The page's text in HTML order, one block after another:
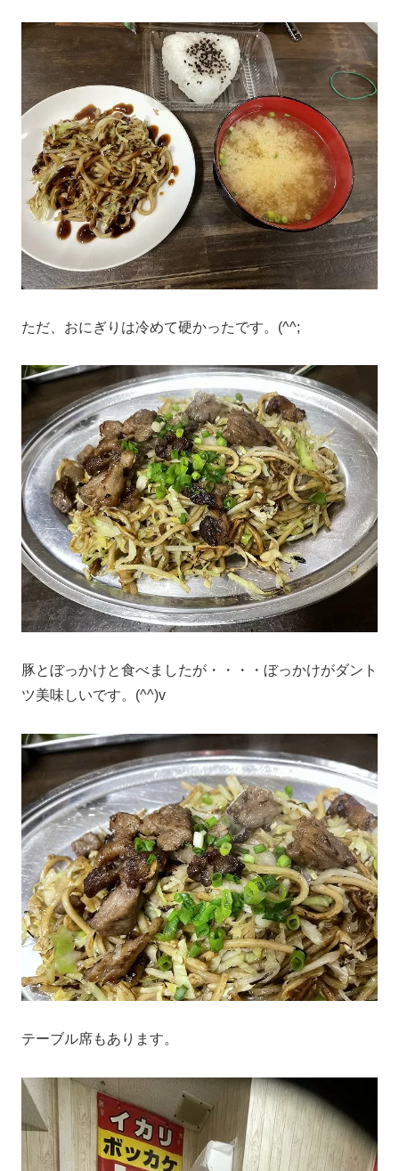
ただ、おにぎりは冷めて硬かったです。(^^;
豚とぼっかけと食べましたが・・・・ぼっかけがダント
ツ美味しいです。(^^)v
テーブル席もあります。